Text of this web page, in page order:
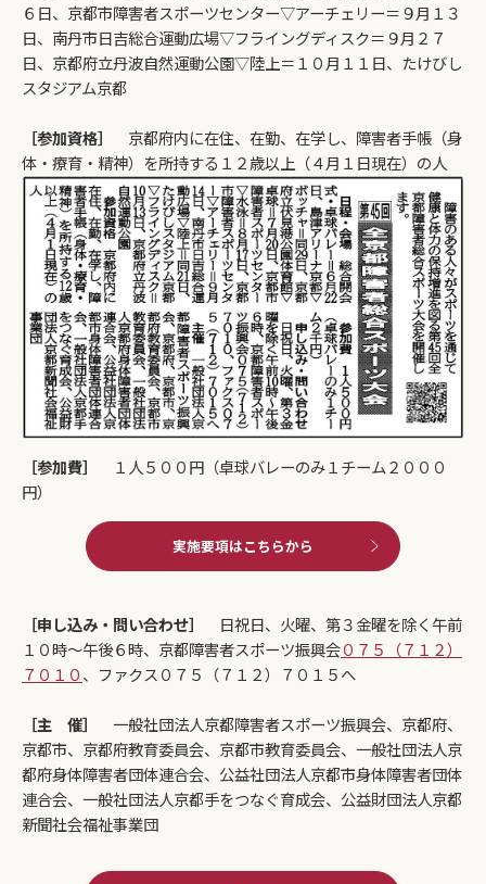
６日、京都市障害者スポーツセンター▽アーチェリー＝９月１３
日、南丹市日吉総合運動広場▽フライングディスク＝９月２７
日、京都府立丹波自然運動公園▽陸上＝１０月１１日、たけびし
スタジアム京都
［参加資格］
京都府内に在住、在勤、在学し、障害者手帳（身
体・療育・精神）を所持する１２歳以上（４月１日現在）の人
［参加費］
１人５００円（卓球バレーのみ１チーム２０００
円）
実施要項はこちらから
［申し込み・問い合わせ］ 日祝日、火曜、第３金曜を除く午前
１０時～午後６時、京都障害者スポーツ振興会０７５（７１２）
７０１０、ファクス０７５（７１２）７０１５へ
［主 催］
一般社団法人京都障害者スポーツ振興会、京都府、
京都市、京都府教育委員会、京都市教育委員会、一般社団法人京
都府身体障害者団体連合会、公益社団法人京都市身体障害者団体
連合会、一般社団法人京都手をつなぐ育成会、公益財団法人京都
新聞社会福祉事業団